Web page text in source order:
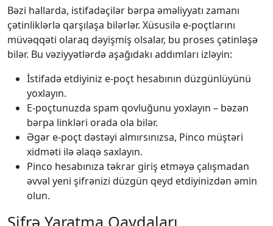
Bəzi hallarda, istifadəçilər bərpa əməliyyatı zamanı
çətinliklərlə qarşılaşa bilərlər. Xüsusilə e-poçtlarını
müvəqqəti olaraq dəyişmiş olsalar, bu proses çətinləşə
bilər. Bu vəziyyətlərdə aşağıdakı addımları izləyin:
İstifadə etdiyiniz e-poçt hesabının düzgünlüyünü
yoxlayın.
E-poçtunuzda spam qovluğunu yoxlayın – bəzən
bərpa linkləri orada ola bilər.
Əgər e-poçt dəstəyi almırsınızsa, Pinco müştəri
xidməti ilə əlaqə saxlayın.
Pinco hesabınıza təkrar giriş etməyə çalışmadan
əvvəl yeni şifrənizi düzgün qeyd etdiyinizdən əmin
olun.
Şifrə Yaratma Qaydaları